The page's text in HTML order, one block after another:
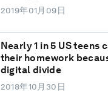
2019年01月09日
Nearly 1 in 5 US teens
their homework
digital divide
2018年10月30日